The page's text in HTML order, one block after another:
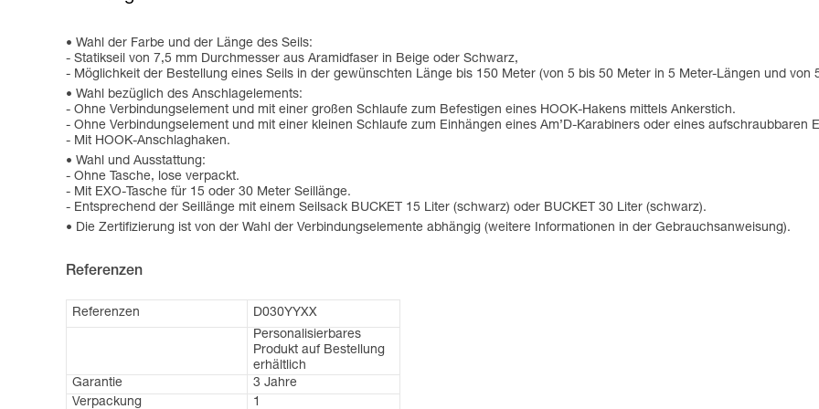
Wahl der Farbe und der Länge des Seils:
- Statikseil von 7,5 mm Durchmesser aus Aramidfaser in Beige oder Schwarz,
- Möglichkeit der Bestellung eines Seils in der gewünschten Länge bis 150 Meter (von 5 bis 50 Meter in 5 Meter-Längen und von
Wahl bezüglich des Anschlagelements:
- Ohne Verbindungselement und mit einer großen Schlaufe zum Befestigen eines HOOK-Hakens mittels Ankerstich.
- Ohne Verbindungselement und mit einer kleinen Schlaufe zum Einhängen eines Am’D-Karabiners oder eines aufschraubbaren
- Mit HOOK-Anschlaghaken.
Wahl und Ausstattung:
- Ohne Tasche, lose verpackt.
- Mit EXO-Tasche für 15 oder 30 Meter Seillänge.
- Entsprechend der Seillänge mit einem Seilsack BUCKET 15 Liter (schwarz) oder BUCKET 30 Liter (schwarz).
Die Zertifizierung ist von der Wahl der Verbindungselemente abhängig (weitere Informationen in der Gebrauchsanweisung).
Referenzen
Referenzen
D030YYXX
Personalisierbares
Produkt auf Bestellung
erhältlich
Garantie
3 Jahre
Verpackung
1